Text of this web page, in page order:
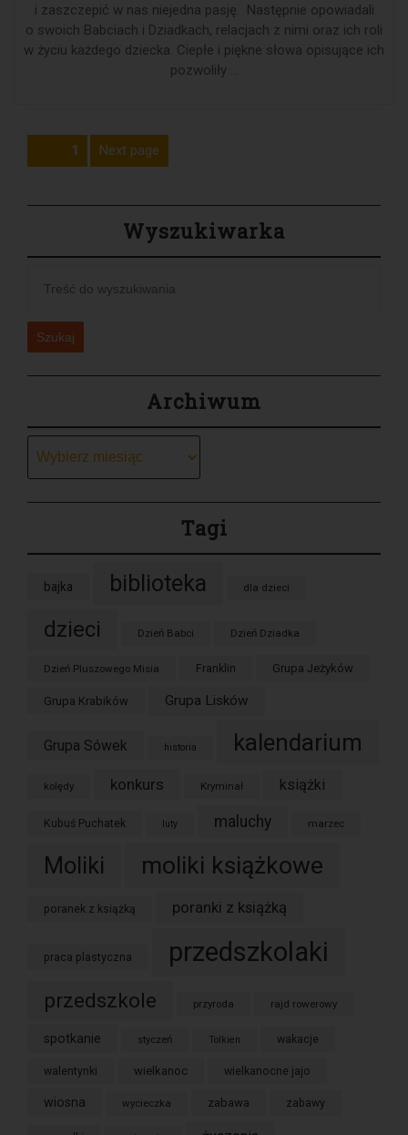
i zaszczepić w nas niejedna pasję. Następnie opowiadali
o swoich Babciach i Dziadkach, relacjach z nimi oraz ich roli
w życiu każdego dziecka. Ciepłe i piękne słowa opisujące ich
pozwoliły …
Stronicowanie
1 Next page
Wyszukiwarka
Szukaj
Archiwum
Tagi
bajka biblioteka dla dzieci
dzieci Dzień Babci Dzień Dziadka
Dzień Pluszowego Misia Franklin Grupa Jeżyków
Grupa Krabików Grupa Lisków
Grupa Sówek historia kalendarium
kolędy konkurs Kryminał książki
Kubuś Puchatek luty maluchy marzec
Moliki moliki książkowe
poranek z książką poranki z książką
praca plastyczna przedszkolaki
przedszkole przyroda rajd rowerowy
spotkanie styczeń Tolkien wakacje
walentynki wielkanoc wielkanocne jajo
wiosna wycieczka zabawa zabawy